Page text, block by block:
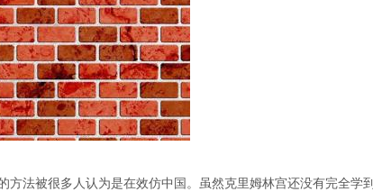
方法被很多人认为是在效仿中国。虽然克里姆林宫还没有完全学到